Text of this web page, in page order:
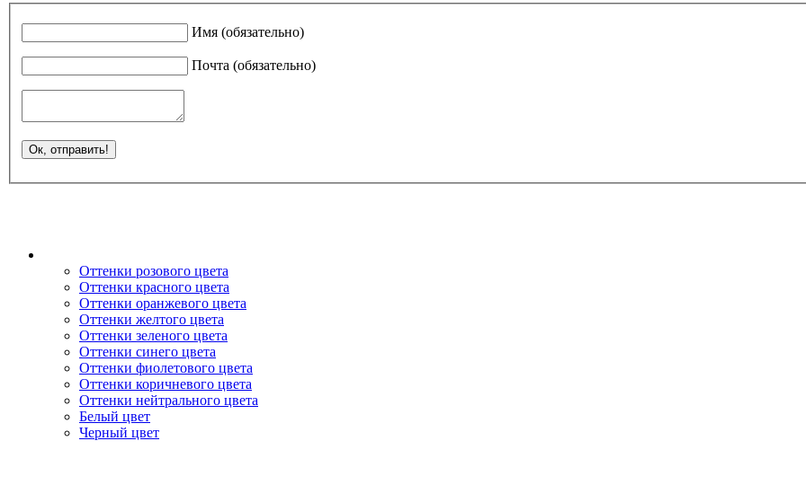
Имя (обязательно)
Почта (обязательно)
Оттенки розового цвета
Оттенки красного цвета
Оттенки оранжевого цвета
Оттенки желтого цвета
Оттенки зеленого цвета
Оттенки синего цвета
Оттенки фиолетового цвета
Оттенки коричневого цвета
Оттенки нейтрального цвета
Белый цвет
Черный цвет